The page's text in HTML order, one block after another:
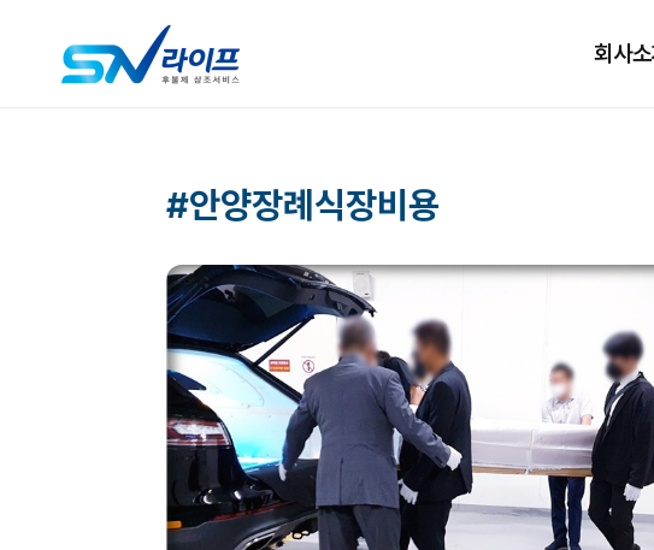
회사소
#안양장례식장비용